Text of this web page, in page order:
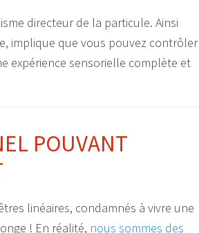
directeur de la particule. Ainsi
implique que vous pouvez contrôler
expérience sensorielle complète et
POUVANT
linéaires, condamnés à vivre une
! En réalité, nous sommes des